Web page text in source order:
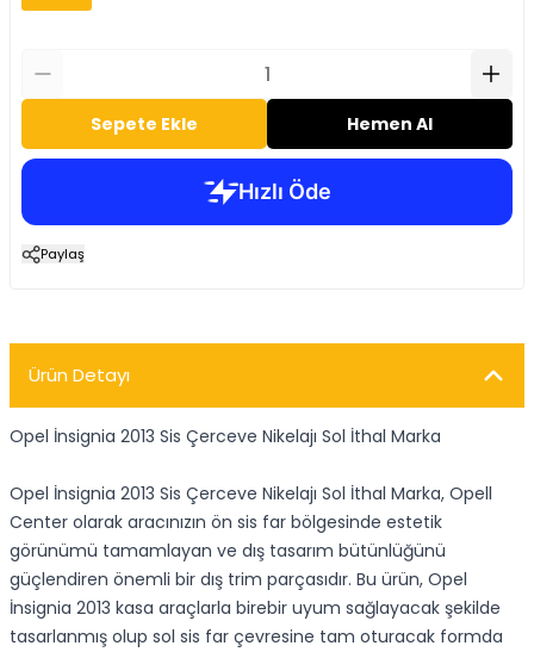
Sepete Ekle Hemen Al
Paylaş
Ürün Detayı
Opel İnsignia 2013 Sis Çerceve Nikelajı Sol İthal Marka
Opel İnsignia 2013 Sis Çerceve Nikelajı Sol İthal Marka, Opell
Center olarak aracınızın ön sis far bölgesinde estetik
görünümü tamamlayan ve dış tasarım bütünlüğünü
güçlendiren önemli bir dış trim parçasıdır. Bu ürün, Opel
İnsignia 2013 kasa araçlarla birebir uyum sağlayacak şekilde
tasarlanmış olup sol sis far çevresine tam oturacak formda